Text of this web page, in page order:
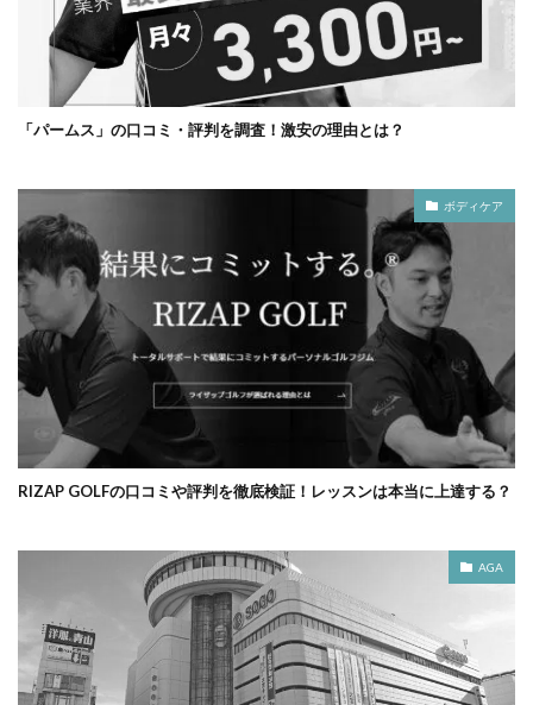
「パームス」の口コミ・評判を調査！激安の理由とは？
ボディケア
RIZAP GOLFの口コミや評判を徹底検証！レッスンは本当に上達する？
AGA